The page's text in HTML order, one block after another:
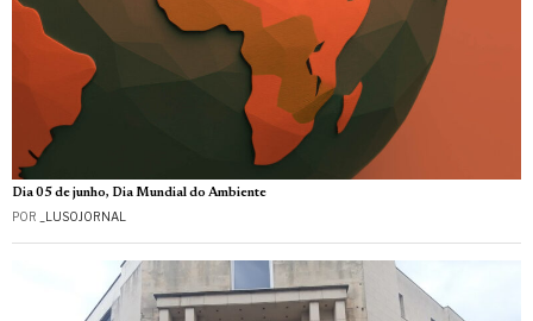
Dia 05 de junho, Dia Mundial do Ambiente
POR _LUSOJORNAL